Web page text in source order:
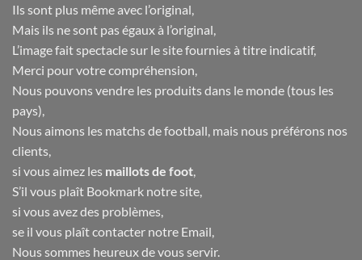
Ils sont plus même avec l’original,
Mais ils ne sont pas égaux à l’original,
L’image fait spectacle sur le site fournies à titre indicatif,
Merci pour votre compréhension,
Nous pouvons vendre les produits dans le monde (tous les
pays),
Nous aimons les matchs de football, mais nous préférons nos
clients,
si vous aimez les maillots de foot,
S’il vous plaît Bookmark notre site,
si vous avez des problèmes,
se il vous plaît contacter notre Email,
Nous sommes heureux de vous servir.